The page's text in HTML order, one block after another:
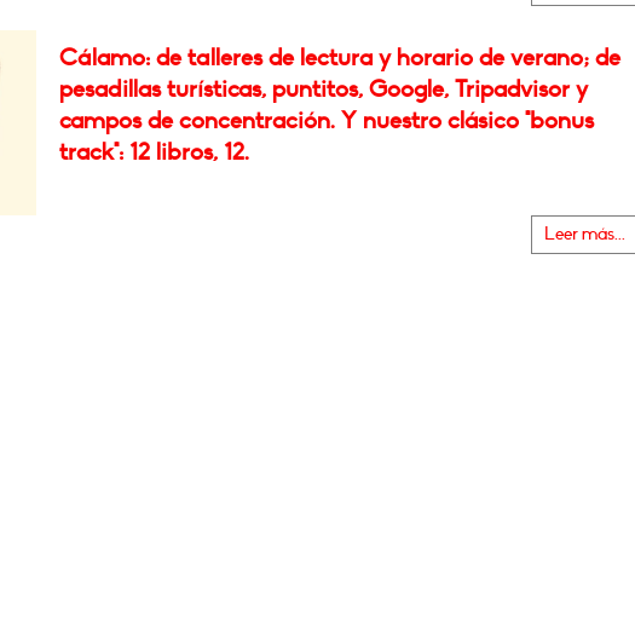
Cálamo: de talleres de lectura y horario de verano; de
pesadillas turísticas, puntitos, Google, Tripadvisor y
campos de concentración. Y nuestro clásico "bonus
track": 12 libros, 12.
Leer más...